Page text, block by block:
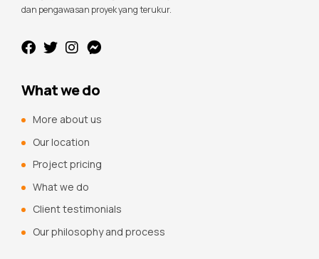
dan pengawasan proyek yang terukur.
What we do
More about us
Our location
Project pricing
What we do
Client testimonials
Our philosophy and process